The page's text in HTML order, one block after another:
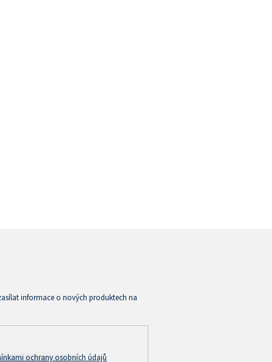
informace o nových produktech na
ochrany osobních údajů